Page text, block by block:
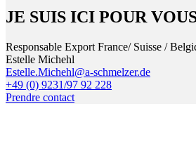
JE SUIS ICI POUR
Responsable Export France/ Suisse /
Estelle Michehl
Estelle.Michehl@a-schmelzer.de
+49 (0) 9231/97 92 228
Prendre contact